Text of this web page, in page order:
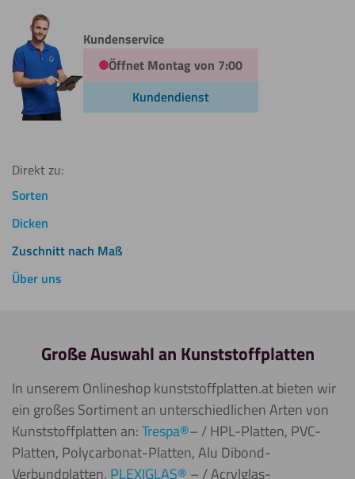
Kundenservice
Öffnet Montag von 7:00
Kundendienst
Direkt zu:
Sorten
Dicken
Zuschnitt nach Maß
Über uns
Große Auswahl an Kunststoffplatten
In unserem Onlineshop kunststoffplatten.at bieten wir
ein großes Sortiment an unterschiedlichen Arten von
Kunststoffplatten an:Trespa®– / HPL-Platten, PVC-
Platten, Polycarbonat-Platten, Alu Dibond-
Verbundplatten, PLEXIGLAS® – / Acrylglas-